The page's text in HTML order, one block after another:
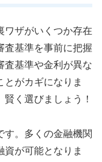
ワザがいくつか存在
査基準を事前に把握
査基準や金利が異な
とがカギになりま
く選びましょう！
す。多くの金融機関
資が可能となりま